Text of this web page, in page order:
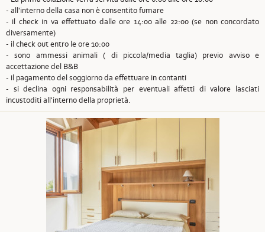
- all'interno della casa non è consentito fumare
- il check in va effettuato dalle ore 14:00 alle 22:00 (se non concordato
diversamente)
- il check out entro le ore 10:00
- sono ammessi animali ( di piccola/media taglia) previo avviso e
accettazione del B&B
- il pagamento del soggiorno da effettuare in contanti
- si declina ogni responsabilità per eventuali affetti di valore lasciati
incustoditi all'interno della proprietà.